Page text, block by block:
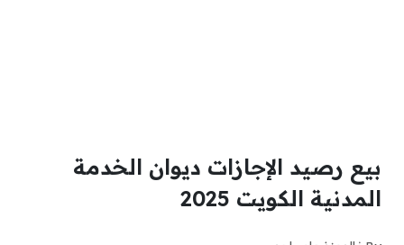
بيع رصيد الإجازات ديوان الخدمة
المدنية الكويت 2025